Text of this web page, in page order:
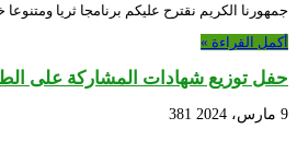
جمهورنا الكريم نقترح عليكم برنامجا ثريا
أكمل القراءة »
حفل توزيع شهادات المشاركة على
9 مارس، 2024 381